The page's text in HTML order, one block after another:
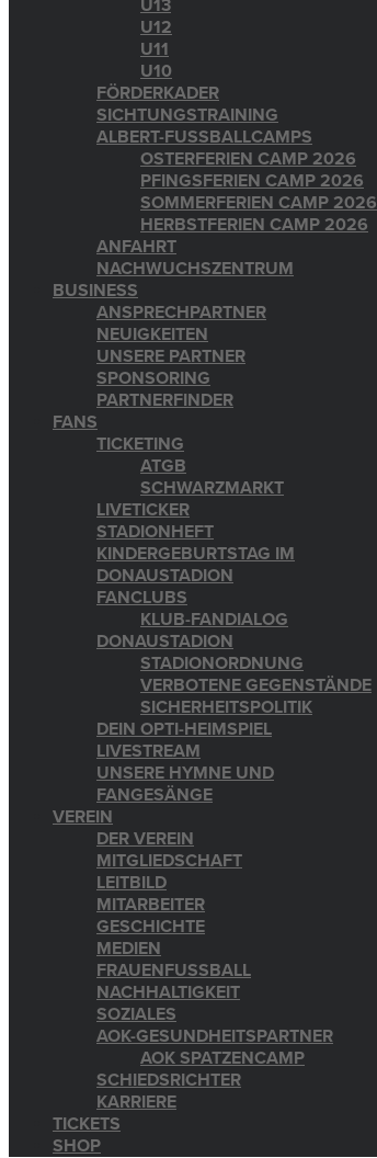
U13
U12
U11
U10
FÖRDERKADER
SICHTUNGSTRAINING
ALBERT-FUSSBALLCAMPS
OSTERFERIEN CAMP 2026
PFINGSFERIEN CAMP 2026
SOMMERFERIEN CAMP 2026
HERBSTFERIEN CAMP 2026
ANFAHRT
NACHWUCHSZENTRUM
BUSINESS
ANSPRECHPARTNER
NEUIGKEITEN
UNSERE PARTNER
SPONSORING
PARTNERFINDER
FANS
TICKETING
ATGB
SCHWARZMARKT
LIVETICKER
STADIONHEFT
KINDERGEBURTSTAG IM
DONAUSTADION
FANCLUBS
KLUB-FANDIALOG
DONAUSTADION
STADIONORDNUNG
VERBOTENE GEGENSTÄNDE
SICHERHEITSPOLITIK
DEIN OPTI-HEIMSPIEL
LIVESTREAM
UNSERE HYMNE UND
FANGESÄNGE
VEREIN
DER VEREIN
MITGLIEDSCHAFT
LEITBILD
MITARBEITER
GESCHICHTE
MEDIEN
FRAUENFUSSBALL
NACHHALTIGKEIT
SOZIALES
AOK-GESUNDHEITSPARTNER
AOK SPATZENCAMP
SCHIEDSRICHTER
KARRIERE
TICKETS
SHOP